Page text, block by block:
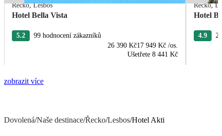
Řecko,Lesbos
Hotel Bella Vista
5.2
99 hodnocení zákazníků
26 390 Kč17 949 Kč /os.
Ušetřete 8 441 Kč
Řecko,
Hotel
4.9
zobrazit více
Dovolená/Naše destinace/Řecko/Lesbos/Hotel Akti